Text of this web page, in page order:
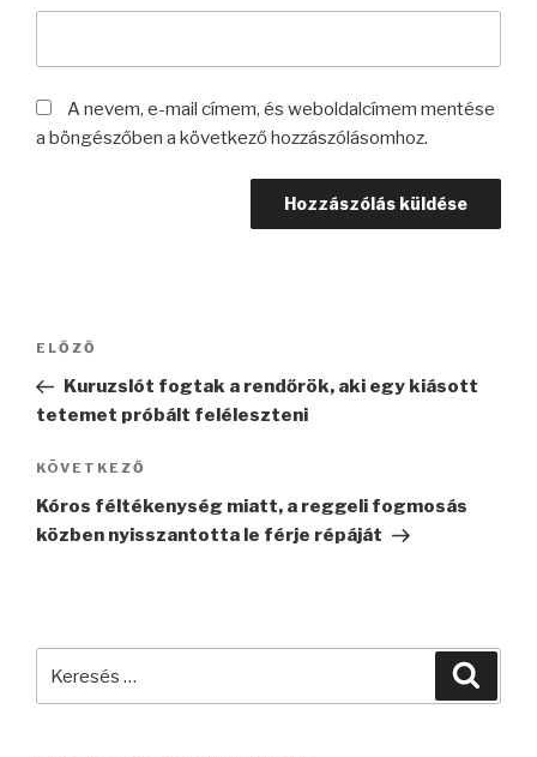
A nevem, e-mail címem, és weboldalcímem mentése
a böngészőben a következő hozzászólásomhoz.
Bejegyzés
Korábbi
bejegyzés
ELŐZŐ
Kuruzslót fogtak a rendőrök, aki egy kiásott
tetemet próbált feléleszteni
Következő
bejegyzés
KÖVETKEZŐ
Kóros féltékenység miatt, a reggeli fogmosás
közben nyisszantotta le férje répáját